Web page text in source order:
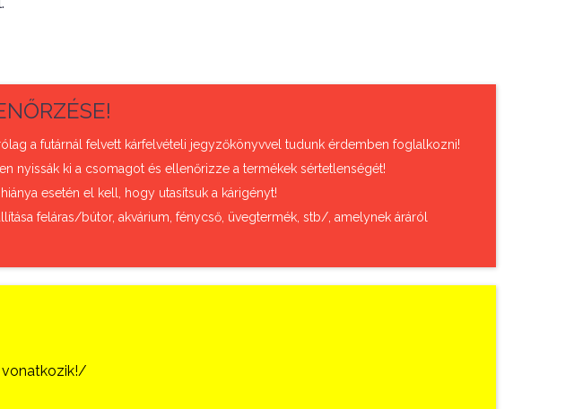
a futárnál felvett kárfelvételi jegyzőkönyvvel tudunk érdemben foglalkozni!
nyissák ki a csomagot és ellenőrizze a termékek sértetlenségét!
esetén el kell, hogy utasítsuk a kárigényt!
feláras/bútor, akvárium, fénycső, üvegtermék, stb/, amelynek áráról
vonatkozik!/